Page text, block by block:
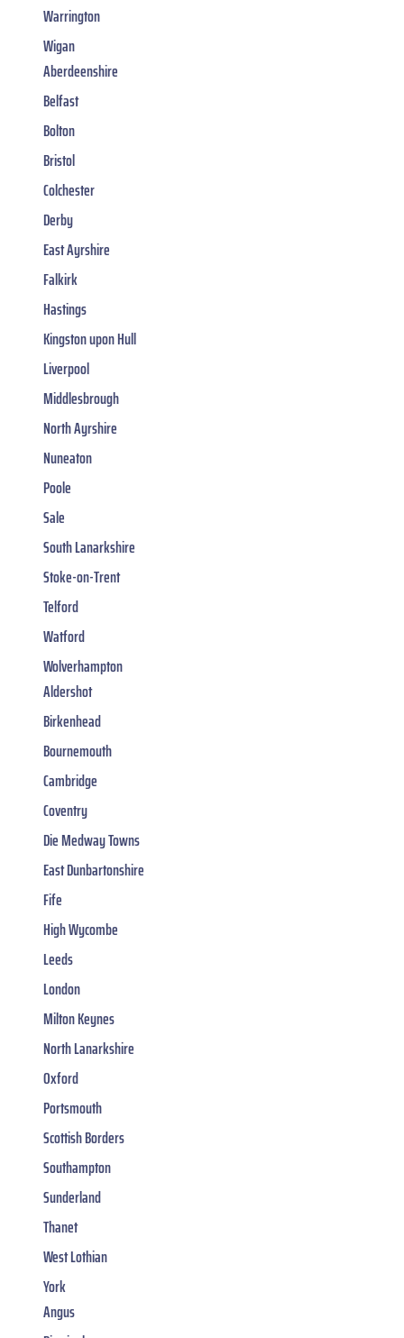
Warrington
Wigan
Aberdeenshire
Belfast
Bolton
Bristol
Colchester
Derby
East Ayrshire
Falkirk
Hastings
Kingston upon Hull
Liverpool
Middlesbrough
North Ayrshire
Nuneaton
Poole
Sale
South Lanarkshire
Stoke-on-Trent
Telford
Watford
Wolverhampton
Aldershot
Birkenhead
Bournemouth
Cambridge
Coventry
Die Medway Towns
East Dunbartonshire
Fife
High Wycombe
Leeds
London
Milton Keynes
North Lanarkshire
Oxford
Portsmouth
Scottish Borders
Southampton
Sunderland
Thanet
West Lothian
York
Angus